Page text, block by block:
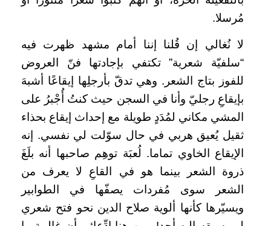
مُرسلا.
لا نُغالي إن قُلنا إننا أمام مشهد ظهرت فيه
“سلفيّة شعرية” تكتفي بإجادتها فنّ العروض
للفوز بتاج الشعر. وهي تدقّ بأرجلِها إيقاعًا أشبهَ
بإيقاعِ رجليّ وأنا في السجن حيث كنتُ أُجْبرُ على
المشي مكاني لمُدَدٍ طويلة مع إحداث إيقاع بحذاء
ثقيل يُعيق هربي في حال سوّلت لي نفسي. إنه
الإيقاع الخاوي تماما. لُعبَة توهِم صاحبها أنه بلَغَ
ذروة الشعر بينما هو في القاعِ لا يعرف من
الشعر سوى مُفردات يصفّها في الطوابير
ويسيّرها كأنها ألوية صلاح الدين نحو فتح شعري